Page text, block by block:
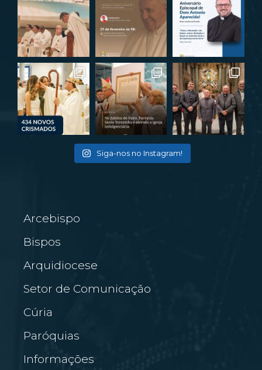
Siga-nos no Instagram!
Arcebispo
Bispos
Arquidiocese
Setor de Comunicação
Cúria
Paróquias
Informações